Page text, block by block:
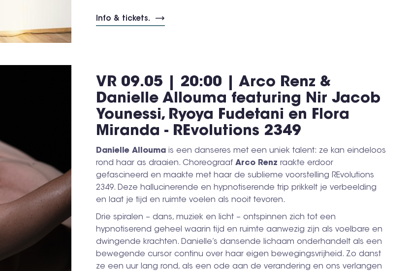
Info & tickets.
VR 09.05 | 20:00 | Arco Renz &
Danielle Allouma featuring Nir Jacob
Younessi, Ryoya Fudetani en Flora
Miranda - REvolutions 2349
Danielle Allouma is een danseres met een uniek talent: ze kan eindeloos
rond haar as draaien. Choreograaf Arco Renz raakte erdoor
gefascineerd en maakte met haar de sublieme voorstelling REvolutions
2349. Deze hallucinerende en hypnotiserende trip prikkelt je verbeelding
en laat je tijd en ruimte voelen als nooit tevoren.
Drie spiralen – dans, muziek en licht – ontspinnen zich tot een
hypnotiserend geheel waarin tijd en ruimte aanwezig zijn als voelbare en
dwingende krachten. Danielle’s dansende lichaam onderhandelt als een
bewegende cursor continu over haar eigen bewegingsvrijheid. Zo danst
ze een uur lang rond, als een ode aan de verandering en ons verlangen